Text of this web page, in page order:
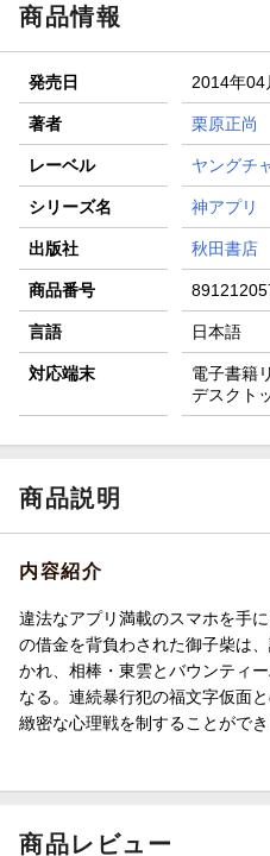
商品情報
発売日 2014年04
著者 栗原正尚
レーベル ヤングチ
シリーズ名 神アプリ
出版社 秋田書店
商品番号
言語 日本語
対応端末
電子書籍
デスクト
商品説明
内容紹介
違法なアプリ満載のスマホを手
の借金を背負わされた御子柴は
かれ、相棒・東雲とバウンティ
なる。連続暴行犯の福文字仮面
緻密な心理戦を制することがで
商品レビュー